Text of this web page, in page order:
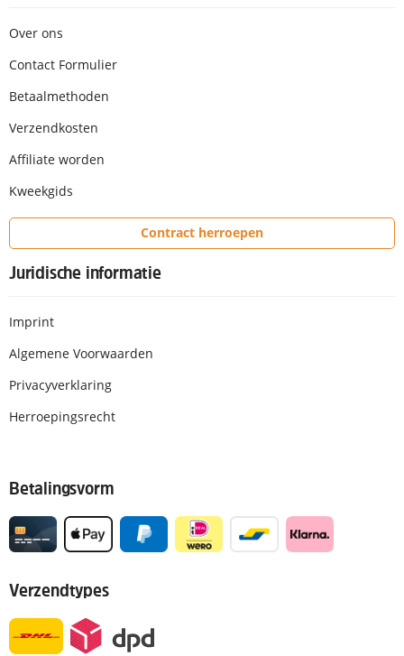
Over ons
Contact Formulier
Betaalmethoden
Verzendkosten
Affiliate worden
Kweekgids
Contract herroepen
Juridische informatie
Imprint
Algemene Voorwaarden
Privacyverklaring
Herroepingsrecht
Betalingsvorm
Verzendtypes